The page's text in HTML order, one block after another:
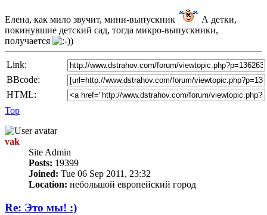
Елена, как мило звучит, мини-выпускник
А детки,
покинувшие детский сад, тогда микро-выпускники,
получается
Link:
BBcode:
HTML:
Top
vak
Site Admin
Posts: 19399
Joined: Tue 06 Sep 2011, 23:32
Location: небольшой европейский город
Re: Это мы! :)